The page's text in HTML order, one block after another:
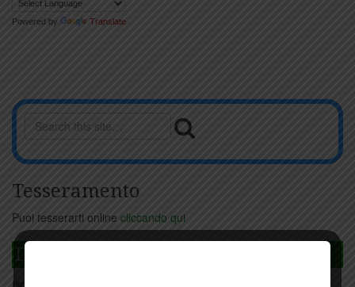
Powered by Translate
Tesseramento
Puoi tesserarti online cliccando qui
DAGLI L'ANDA